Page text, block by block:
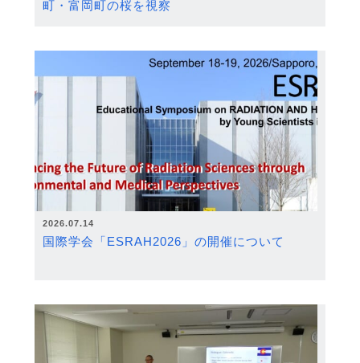
町・富岡町の桜を視察
2026.07.14
国際学会「ESRAH2026」の開催について